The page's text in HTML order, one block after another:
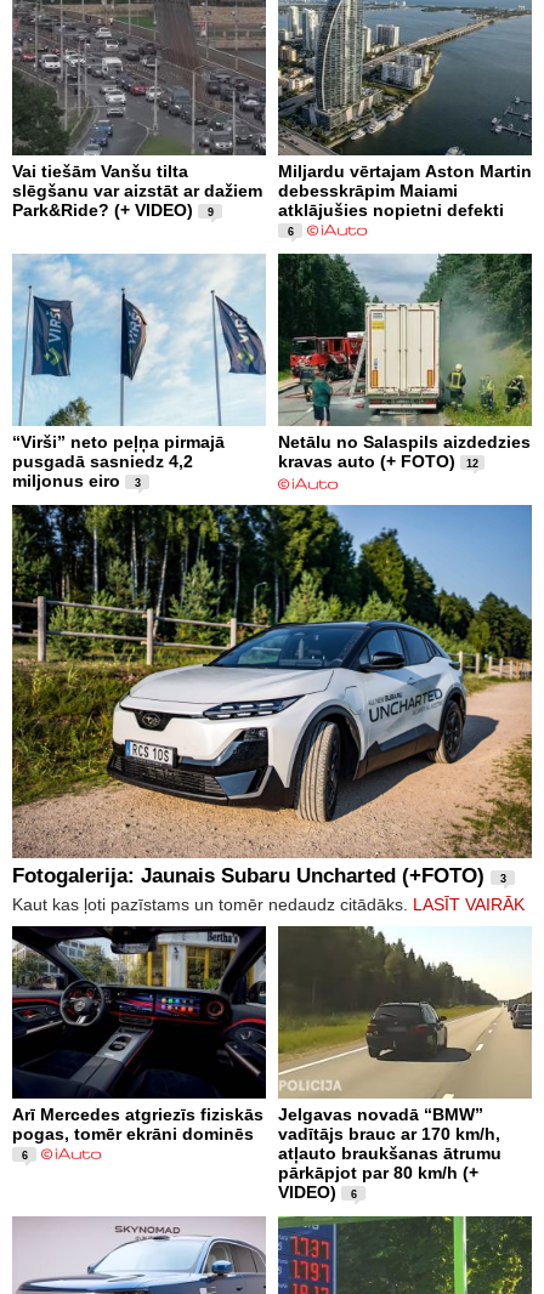
Vai tiešām Vanšu tilta
slēgšanu var aizstāt ar dažiem
Park&Ride? (+ VIDEO)
9
Miljardu vērtajam Aston Martin
debesskrāpim Maiami
atklājušies nopietni defekti
6
“Virši” neto peļņa pirmajā
pusgadā sasniedz 4,2
miljonus eiro
3
Netālu no Salaspils aizdedzies
kravas auto (+ FOTO)
12
Fotogalerija: Jaunais Subaru Uncharted (+FOTO) 3
Kaut kas ļoti pazīstams un tomēr nedaudz citādāks. LASĪT VAIRĀK
Arī Mercedes atgriezīs fiziskās
pogas, tomēr ekrāni dominēs
6
Jelgavas novadā “BMW”
vadītājs brauc ar 170 km/h,
atļauto braukšanas ātrumu
pārkāpjot par 80 km/h (+
VIDEO)
6